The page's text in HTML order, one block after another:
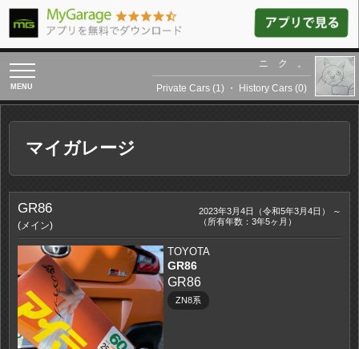
toggle
navigation
ニ ク 。
Private Cars (1) ・ History Cars (0)
マイガレージ
GR86
(メイン)
2023年3月4日（令和5年3月4日） ～
（所有年数：3年5ヶ月）
TOYOTA
GR86
GR86
ZN8系